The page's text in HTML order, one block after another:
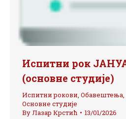
Испитни рок
(основне студије)
Испитни рокови, Обавештења,
Основне студије
ByЛазар Крстић 13/01/2026